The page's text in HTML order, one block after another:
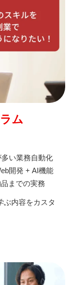
ム
い業務自動化
開発 + AI機能
までの実務
ぶ内容をカスタ